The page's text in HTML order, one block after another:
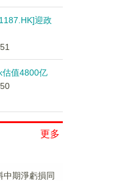
迎政
估值4800亿
更多
中期淨虧損同